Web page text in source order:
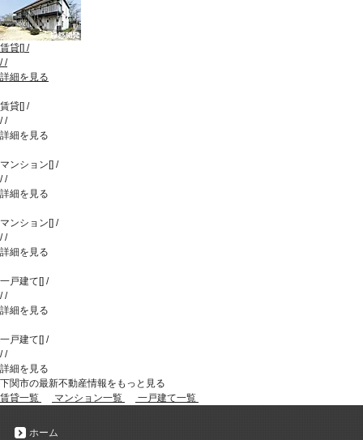
賃貸[] /
//
詳細を見る
賃貸[] /
//
詳細を見る
マンション [] /
//
詳細を見る
マンション [] /
//
詳細を見る
一戸建て [] /
//
詳細を見る
一戸建て [] /
//
詳細を見る
下関市の最新不動産情報をもっと見る
賃貸一覧
マンション一覧 一戸建て一覧
ホーム